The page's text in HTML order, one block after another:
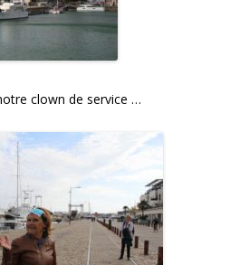
clown de service …